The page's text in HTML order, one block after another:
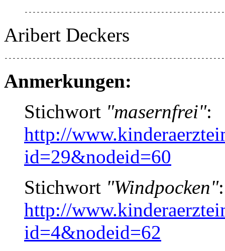
Aribert Deckers
Anmerkungen:
Stichwort "masernfrei":
http://
id=29&nodeid=60
Stichwort "Windpocken":
http://
id=4&nodeid=62